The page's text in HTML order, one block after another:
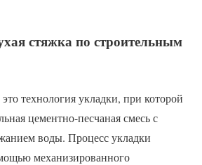
стяжка по строительным
технология укладки, при которой
цементно-песчаная смесь с
воды. Процесс укладки
механизированного